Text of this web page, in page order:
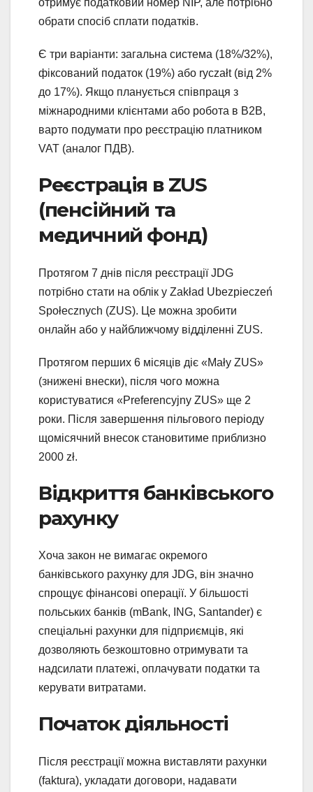
отримує податковий номер NIP, але потрібно
обрати спосіб сплати податків.
Є три варіанти: загальна система (18%/32%),
фіксований податок (19%) або ryczałt (від 2%
до 17%). Якщо планується співпраця з
міжнародними клієнтами або робота в B2B,
варто подумати про реєстрацію платником
VAT (аналог ПДВ).
Реєстрація в ZUS
(пенсійний та
медичний фонд)
Протягом 7 днів після реєстрації JDG
потрібно стати на облік у Zakład Ubezpieczeń
Społecznych (ZUS). Це можна зробити
онлайн або у найближчому відділенні ZUS.
Протягом перших 6 місяців діє «Mały ZUS»
(знижені внески), після чого можна
користуватися «Preferencyjny ZUS» ще 2
роки. Після завершення пільгового періоду
щомісячний внесок становитиме приблизно
2000 zł.
Відкриття банківського
рахунку
Хоча закон не вимагає окремого
банківського рахунку для JDG, він значно
спрощує фінансові операції. У більшості
польських банків (mBank, ING, Santander) є
спеціальні рахунки для підприємців, які
дозволяють безкоштовно отримувати та
надсилати платежі, оплачувати податки та
керувати витратами.
Початок діяльності
Після реєстрації можна виставляти рахунки
(faktura), укладати договори, надавати